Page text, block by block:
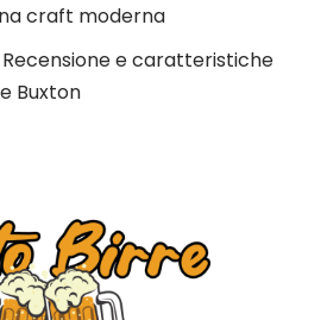
craft moderna
e caratteristiche
Buxton